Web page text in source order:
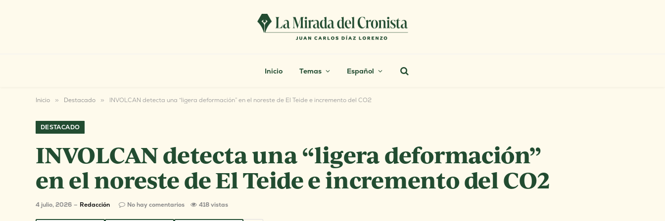
Inicio Temas Español
Inicio » Destacado » INVOLCAN detecta una “ligera deformación” en el noreste de El Teide e incremento del CO2
DESTACADO
INVOLCAN detecta una “ligera deformación”
en el noreste de El Teide e incremento del CO2
4 julio, 2026 Redacción No hay comentarios 418vistas